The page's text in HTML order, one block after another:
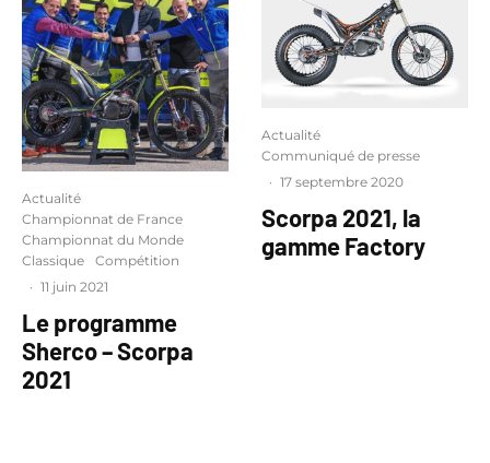
Actualité
Championnat de France
Championnat du Monde
Classique
Compétition
· 11 juin 2021
Le programme
Sherco – Scorpa
2021
Actualité
Communiqué de presse
· 17 septembre 2020
Scorpa 2021, la
gamme Factory